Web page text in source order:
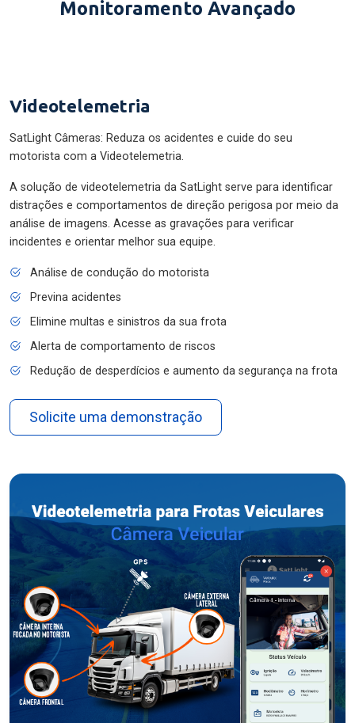
Monitoramento Avançado
Videotelemetria
SatLight Câmeras: Reduza os acidentes e cuide do seu
motorista com a Videotelemetria.
A solução de videotelemetria da SatLight serve para identificar
distrações e comportamentos de direção perigosa por meio da
análise de imagens. Acesse as gravações para verificar
incidentes e orientar melhor sua equipe.
Análise de condução do motorista
Previna acidentes
Elimine multas e sinistros da sua frota
Alerta de comportamento de riscos
Redução de desperdícios e aumento da segurança na frota
Solicite uma demonstração